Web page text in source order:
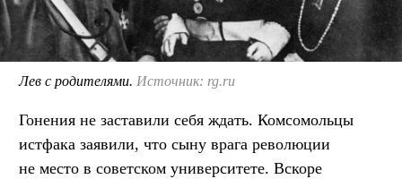
Лев с родителями. Источник: rg.ru
Гонения не заставили себя ждать. Комсомольцы
истфака заявили, что сыну врага революции
не место в советском университете. Вскоре